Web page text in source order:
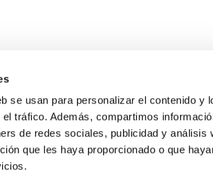
se usan para personalizar el contenido y
tráfico. Además, compartimos
de redes sociales, publicidad y análisis
que les haya proporcionado o que
Política de Privacidad Política de